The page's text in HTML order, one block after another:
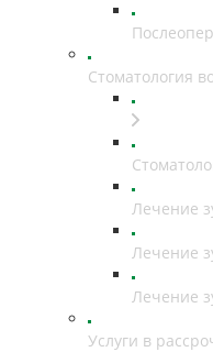
Стоматология
Лечение
Лечение
Лечение
Услуги в